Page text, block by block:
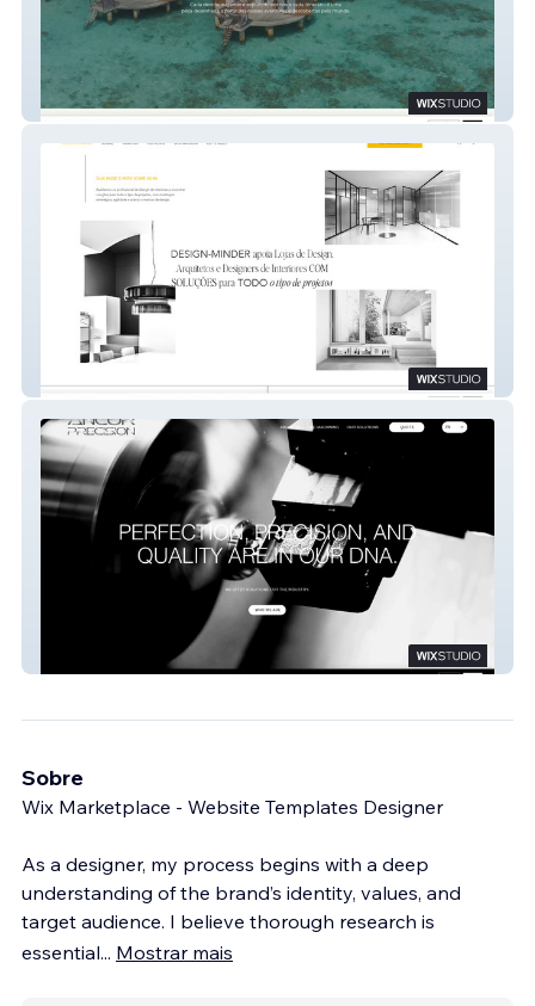
Raquel Hennig Travel & Comfort
Ancor Precision CNC Machining
Sobre
Wix Marketplace - Website Templates Designer
As a designer, my process begins with a deep
understanding of the brand’s identity, values, and
target audience. I believe thorough research is
essential... Mostrar mais